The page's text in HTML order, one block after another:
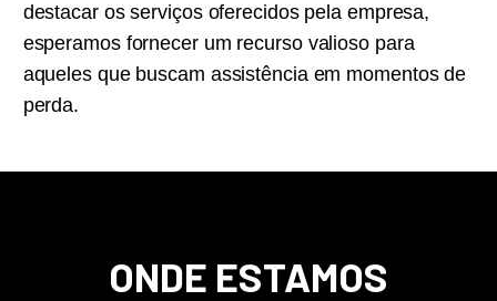
destacar os serviços oferecidos pela empresa,
esperamos fornecer um recurso valioso para
aqueles que buscam assistência em momentos de
perda.
ONDE ESTAMOS